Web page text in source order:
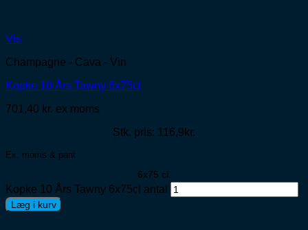
Vis
Champagne - Cava - Vin
Kopke 10 Års Tawny 6x75cl
701,40 kr. ex moms
Stk. pris: 116,9kr.
Ex. moms & pant
6x75 cl.
Kopke 10 Års Tawny 6x75cl antal
Læg i kurv